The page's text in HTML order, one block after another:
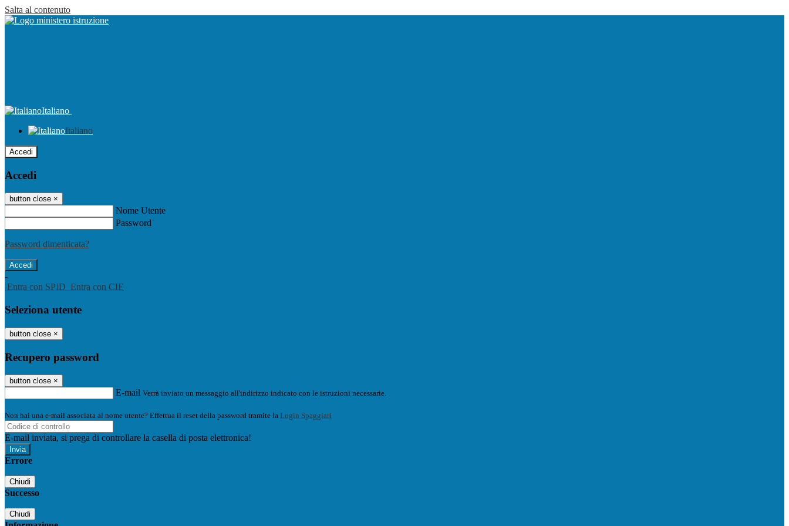
Salta al contenuto
Italiano
Italiano
Accedi
Accedi
button close ×
Nome Utente
Password
Password dimenticata?
-
Entra con SPID Entra con CIE
Seleziona utente
button close ×
Recupero password
button close ×
E-mail Verrà inviato un messaggio all'indirizzo indicato con le istruzioni necessarie.
Non hai una e-mail associata al nome utente? Effettua il reset della password tramite la Login Spaggiari
E-mail inviata, si prega di controllare la casella di posta elettronica!
Errore
Chiudi
Successo
Chiudi